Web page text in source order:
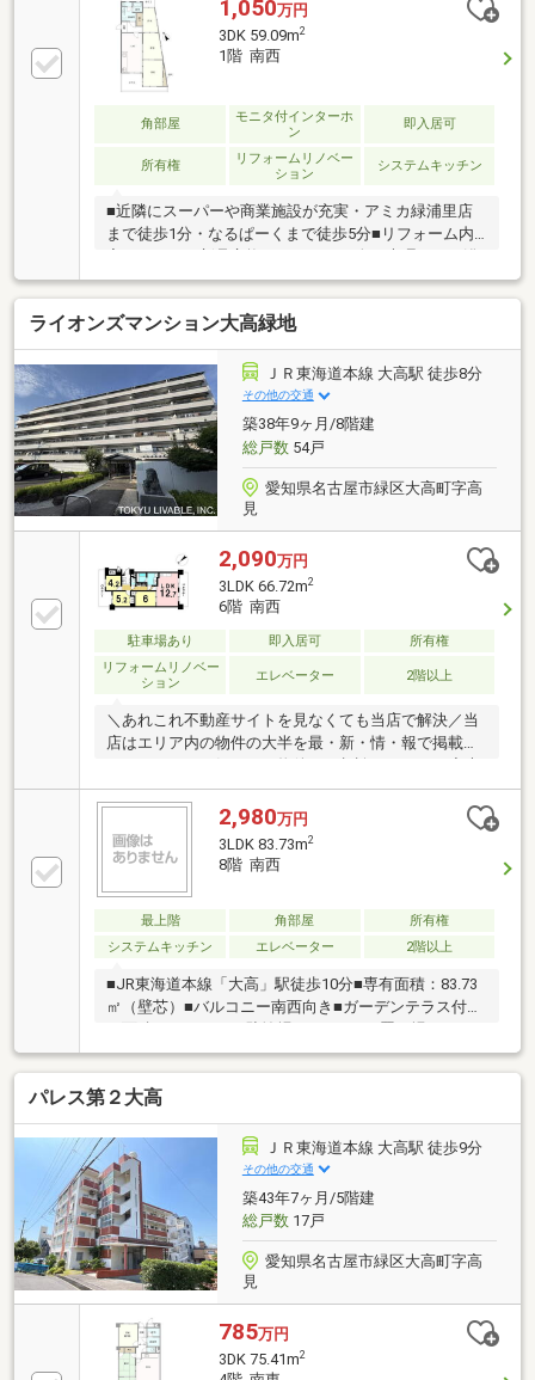
1,050万円
3DK 59.09m2
1階 南西
角部屋
モニタ付インターホ
ン
即入居可
所有権
リフォームリノベー
ション
システムキッチン
■近隣にスーパーや商業施設が充実・アミカ緑浦里店
まで徒歩1分・なるぱーくまで徒歩5分■リフォーム内
容・キッチン新品交換（リクシル・人工大理石）・浴
室新品交換（リクシル）・トイレ新品交換（リクシ
ル）・洗面化粧台新品交換（リクシル）・給湯器新品
交換・和室を洋室に変更・全室クロス張替え・全室床
張り替え（フロアタイル（一部クッションフロ
ア））・建具、ドア新品交換・テレビインターフォン
新品取付・コンセント、スイッチ新品交換・ハウスク
リーニング・テラスをタイル敷に変更
ライオンズマンション大高緑地
ＪＲ東海道本線 大高駅 徒歩8分
その他の交通
築38年9ヶ月/8階建
総戸数54戸
愛知県名古屋市緑区大高町字高
見
2,090万円
3LDK 66.72m2
6階 南西
駐車場あり 即入居可
所有権
リフォームリノベー
ション
エレベーター 2階以上
＼あれこれ不動産サイトを見なくても当店で解決／当
店はエリア内の物件の大半を最・新・情・報で掲載！
高小学校／大高中学校◆JR東海道本線「大高」駅まで
徒歩約9分◆R8年7月リノベーション完了予定◆オート
ロック付◎セキュリティ安心◆2面バルコニーあり※写
真をクリックすると、詳細をご覧いただけます。＝＝
《気軽にお寄り下さい♪》店内にキッズスペースも完
備♪お子様連れでも気軽に立ち寄っていただけるお店
です。＝＝＝＝＝＝＝＝＝＝＝＝＝＝＝＝＝＝＝＝＝
2,980万円
3LDK 83.73m2
8階 南西
最上階 角部屋
所有権
システムキッチン
エレベーター 2階以上
■JR東海道本線「大高」駅徒歩10分■専有面積：83.73
㎡（壁芯）■バルコニー南西向き■ガーデンテラス付き
フォーム内容■システムキッチン新規交換■ユニットバ
ス新規交換■洗面化粧台新規交換■トイレ新規交換■ク
ロス張替え（全室）■フローリング張替え（全室）■網
戸張替え■和室張替え（畳表替え、襖張替え）周辺施
設■アオキスーパー大高店まで820ｍ （徒歩11分）■
名古屋市立大高小学校まで1000ｍ （徒歩13分）■フ
ァミリーマート大高中川店まで710ｍ （徒歩9分）
パレス第２大高
ＪＲ東海道本線 大高駅 徒歩9分
その他の交通
築43年7ヶ月/5階建
総戸数17戸
愛知県名古屋市緑区大高町字高
見
785万円
3DK 75.41m2